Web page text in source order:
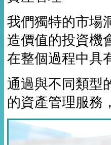
我們獨特的市場
造價值的投資機
在整個過程中具
通過與不同類型
的資產管理服務